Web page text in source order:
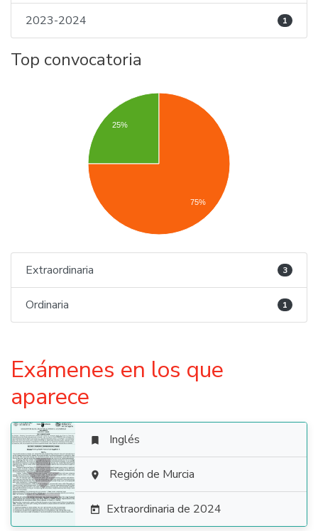
2023-2024 1
Top convocatoria
25%
75%
Extraordinaria 3
Ordinaria 1
Exámenes en los que
aparece

 Inglés
 Región de Murcia
 Extraordinaria de 2024